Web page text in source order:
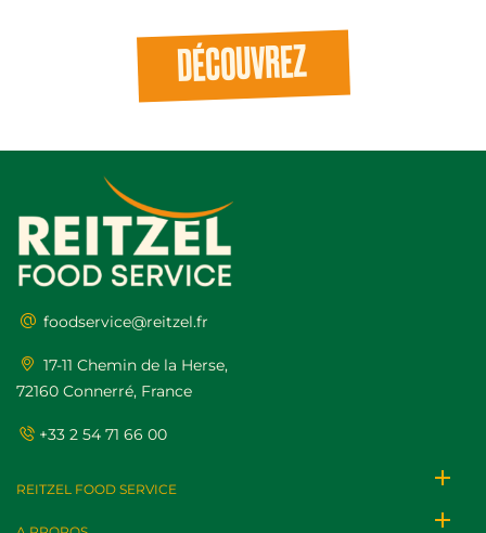
DÉCOUVREZ
foodservice@reitzel.fr
17-11 Chemin de la Herse,
72160 Connerré, France
+33 2 54 71 66 00
add
REITZEL FOOD SERVICE
add